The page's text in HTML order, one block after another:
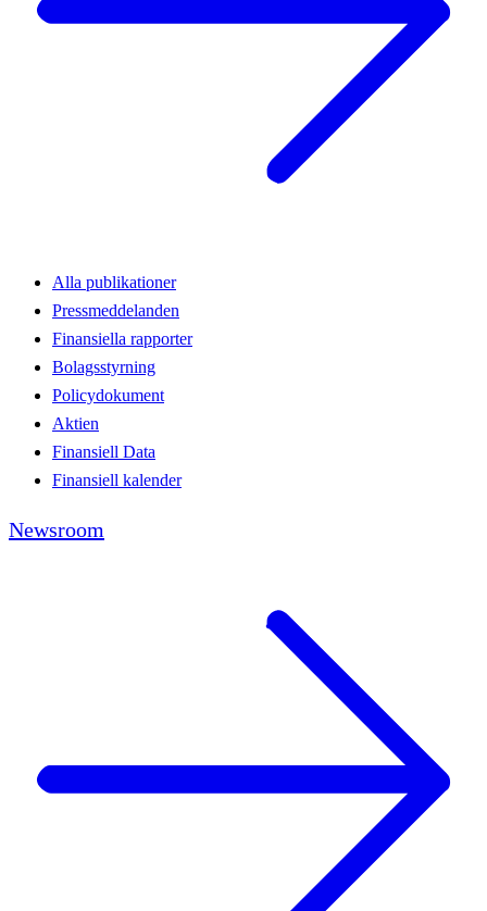
Alla publikationer
Pressmeddelanden
Finansiella rapporter
Bolagsstyrning
Policydokument
Aktien
Finansiell Data
Finansiell kalender
Newsroom